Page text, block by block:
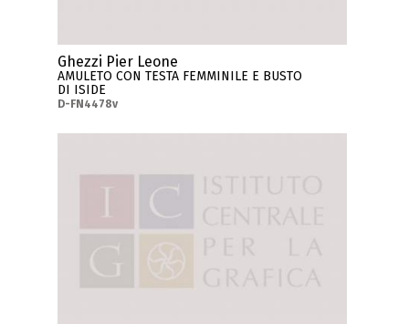
Ghezzi Pier Leone
AMULETO CON TESTA FEMMINILE E BUSTO
DI ISIDE
D-FN4478v